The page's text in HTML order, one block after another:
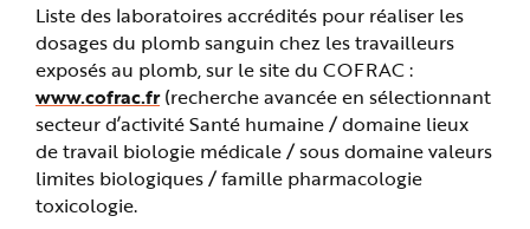
Liste des laboratoires accrédités pour réaliser les
dosages du plomb sanguin chez les travailleurs
exposés au plomb, sur le site du COFRAC :
www.cofrac.fr(recherche avancée en sélectionnant
secteur d’activité Santé humaine / domaine lieux
de travail biologie médicale / sous domaine valeurs
limites biologiques / famille pharmacologie
toxicologie.